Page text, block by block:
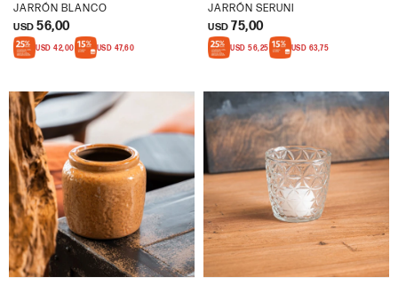
JARRÓN BLANCO
USD 56,00
USD 42,00 USD 47,60
JARRÓN SERUNI
USD 75,00
USD 56,25 USD 63,75